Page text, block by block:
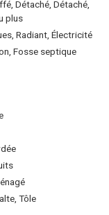
Détaché, Détaché,
plus
Radiant, Électricité
Fosse septique
Tôle